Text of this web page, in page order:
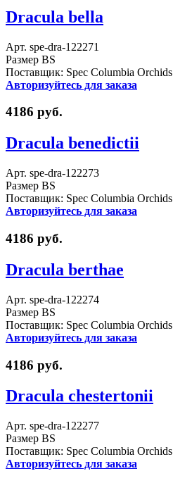
Dracula bella
Арт. spe-dra-122271
Размер BS
Поставщик: Spec Columbia Orchids
Авторизуйтесь для заказа
4186 руб.
Dracula benedictii
Арт. spe-dra-122273
Размер BS
Поставщик: Spec Columbia Orchids
Авторизуйтесь для заказа
4186 руб.
Dracula berthae
Арт. spe-dra-122274
Размер BS
Поставщик: Spec Columbia Orchids
Авторизуйтесь для заказа
4186 руб.
Dracula chestertonii
Арт. spe-dra-122277
Размер BS
Поставщик: Spec Columbia Orchids
Авторизуйтесь для заказа